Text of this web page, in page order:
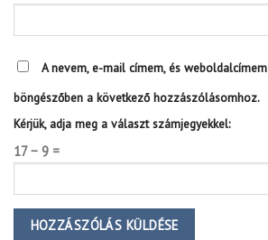
A nevem, e-mail címem, és
böngészőben a következő hozzászólásomhoz.
Kérjük, adja meg a választ számjegyekkel:
17 − 9 =